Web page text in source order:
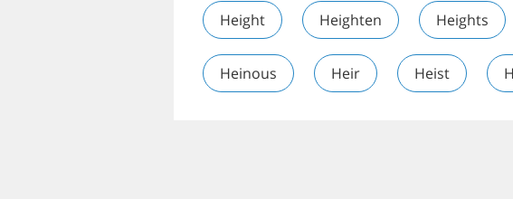
Height Heighten Heights
Heinous Heir Heist